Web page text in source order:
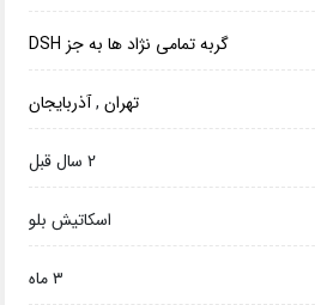
گربه تمامی نژاد ها به جز DSH
تهران,آذربایجان
2 سال قبل
اسکاتیش بلو
۳ ماه